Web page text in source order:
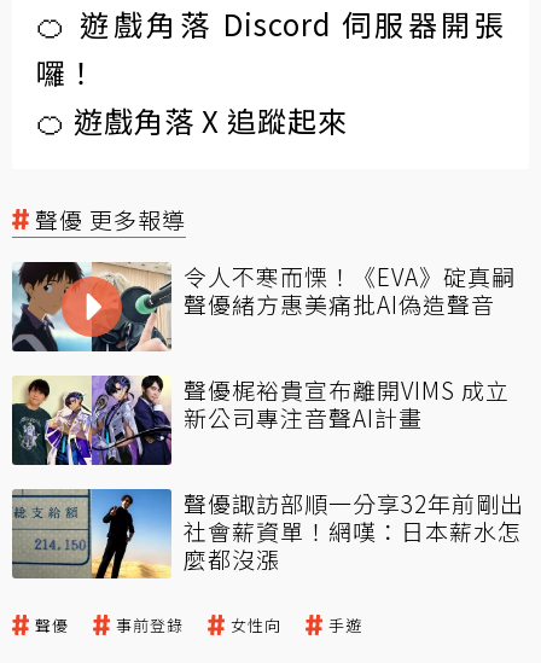
🍊 遊戲角落 Discord 伺服器開張
囉！
🍊 遊戲角落 X 追蹤起來
聲優 更多報導
令人不寒而慄！《EVA》碇真嗣
聲優緒方惠美痛批AI偽造聲音
聲優梶裕貴宣布離開VIMS 成立
新公司專注音聲AI計畫
聲優諏訪部順一分享32年前剛出
社會薪資單！網嘆：日本薪水怎
麼都沒漲
聲優 事前登錄 女性向 手遊